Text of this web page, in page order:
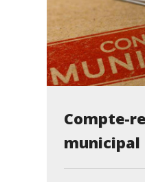
Compte-
municipal